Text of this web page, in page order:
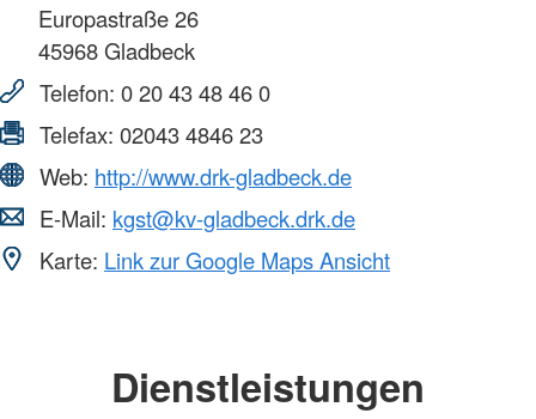
Europastraße 26
45968Gladbeck
Telefon: 0 20 43 48 46 0
Telefax: 02043 4846 23
Web: http://www.drk-gladbeck.de
E-Mail: kgst@kv-gladbeck.drk.de
Karte: Link zur Google Maps Ansicht
Dienstleistungen